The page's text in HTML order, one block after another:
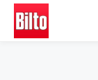
Aller
contenu